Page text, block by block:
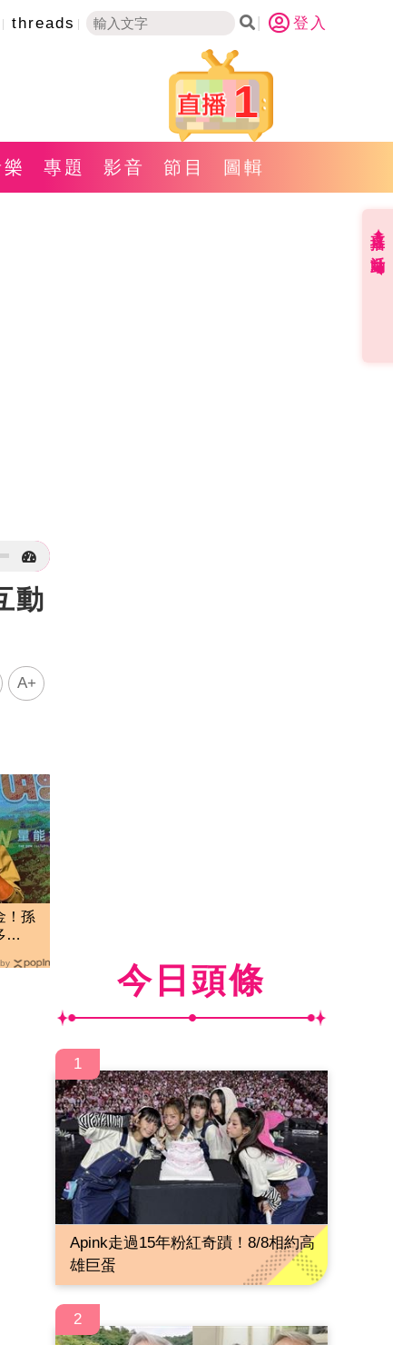
threads 登入
1
專題 影音 節目 圖輯
動
A+
！孫
今日頭條
1
Apink走過15年粉紅奇蹟！8/8相約高
雄巨蛋
2
直播✦活動